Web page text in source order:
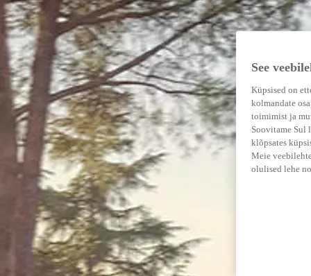
See
Küpsised on
kolmandate
toimimist ja
Soovitame Sul
klõpsates
Meie
olulised lehe